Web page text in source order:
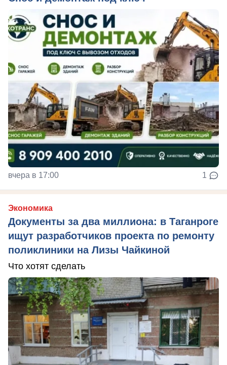
вчера в 17:00 1
Экономика
Документы за два миллиона: в Таганроге
ищут разработчиков проекта по ремонту
поликлиники на Лизы Чайкиной
Что хотят сделать